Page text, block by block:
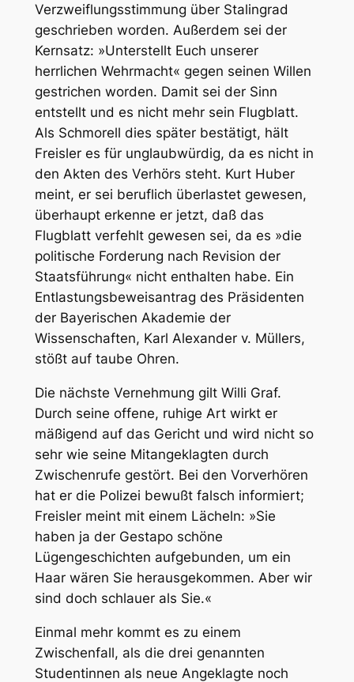
Verzweiflungsstimmung über Stalingrad
geschrieben worden. Außerdem sei der
Kernsatz: »Unterstellt Euch unserer
herrlichen Wehrmacht« gegen seinen Willen
gestrichen worden. Damit sei der Sinn
entstellt und es nicht mehr sein Flugblatt.
Als Schmorell dies später bestätigt, hält
Freisler es für unglaubwürdig, da es nicht in
den Akten des Verhörs steht. Kurt Huber
meint, er sei beruflich überlastet gewesen,
überhaupt erkenne er jetzt, daß das
Flugblatt verfehlt gewesen sei, da es »die
politische Forderung nach Revision der
Staatsführung« nicht enthalten habe. Ein
Entlastungsbeweisantrag des Präsidenten
der Bayerischen Akademie der
Wissenschaften, Karl Alexander v. Müllers,
stößt auf taube Ohren.
Die nächste Vernehmung gilt Willi Graf.
Durch seine offene, ruhige Art wirkt er
mäßigend auf das Gericht und wird nicht so
sehr wie seine Mitangeklagten durch
Zwischenrufe gestört. Bei den Vorverhören
hat er die Polizei bewußt falsch informiert;
Freisler meint mit einem Lächeln: »Sie
haben ja der Gestapo schöne
Lügengeschichten aufgebunden, um ein
Haar wären Sie herausgekommen. Aber wir
sind doch schlauer als Sie.«
Einmal mehr kommt es zu einem
Zwischenfall, als die drei genannten
Studentinnen als neue Angeklagte noch